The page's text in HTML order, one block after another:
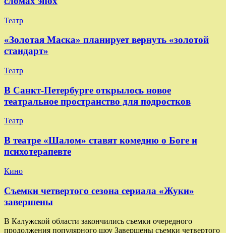
Театр
«Золотая Маска» планирует вернуть «золотой
стандарт»
Театр
В Санкт-Петербурге открылось новое
театральное пространство для подростков
Театр
В театре «Шалом» ставят комедию о Боге и
психотерапевте
Кино
Съемки четвертого сезона сериала «Жуки»
завершены
В Калужской области закончились съемки очередного
продолжения популярного шоу Завершены съемки четвертого